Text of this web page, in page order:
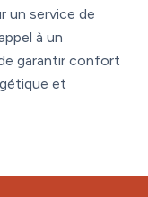
un service de
à un
garantir confort
et